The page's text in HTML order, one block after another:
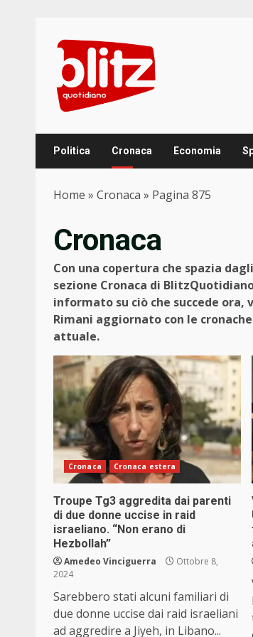
content
Politica Cronaca Economia
Home » Cronaca » Pagina 875
Cronaca
Con una copertura che spazia
sezione Cronaca di
informato su ciò che succede ora,
Rimani aggiornato con le
attuale.
Cronaca Cronaca estera
Troupe Tg3 aggredita dai parenti
di due donne uccise in raid
israeliano. “Non erano di
Hezbollah”
Amedeo Vinciguerra
Ottobre 8,
2024
Sarebbero stati alcuni familiari di
due donne uccise dai raid israeliani
ad aggredire a Jiyeh, in Libano...